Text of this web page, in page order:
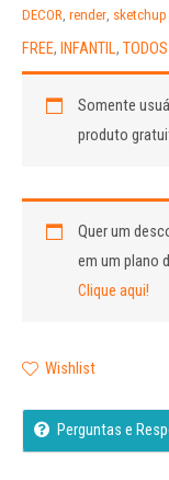
DECOR, render, sketchup
FREE, INFANTIL, TODOS
Somente
produto
Quer um
em um plano
Clique aqui!
Wishlist
Perguntas e